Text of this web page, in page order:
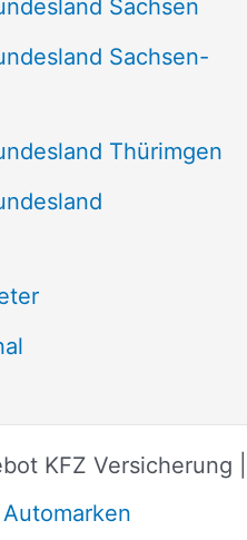
Sachsen
Sachsen-
Thürimgen
KFZ Versicherung |